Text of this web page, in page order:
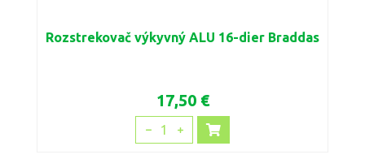
Rozstrekovač výkyvný ALU 16-dier Braddas
17,50 €
1